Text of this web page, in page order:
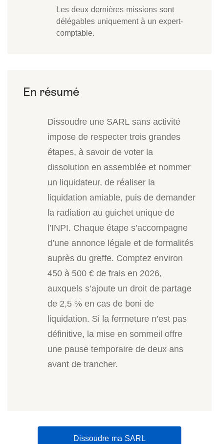
Les deux dernières missions sont
délégables uniquement à un expert-
comptable.
Dissoudre une SARL sans activité
impose de respecter trois grandes
étapes, à savoir de voter la
dissolution en assemblée et nommer
un liquidateur, de réaliser la
liquidation amiable, puis de demander
la radiation au guichet unique de
l’INPI. Chaque étape s’accompagne
d’une annonce légale et de formalités
auprès du greffe. Comptez environ
450 à 500 € de frais en 2026,
auxquels s’ajoute un droit de partage
de 2,5 % en cas de boni de
liquidation. Si la fermeture n’est pas
définitive, la mise en sommeil offre
une pause temporaire de deux ans
avant de trancher.
Dissoudre ma SARL